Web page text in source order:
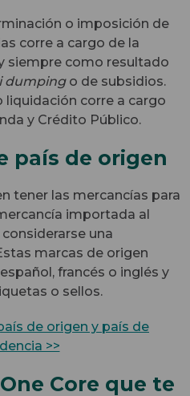
o imposición de
corre a cargo de la
siempre como resultado
dumpingo de subsidios.
liquidación corre a cargo
y Crédito Público.
país de origen
tener las mercancías para
importada al
una
marcas de origen
francés o inglés y
o sellos.
de origen y país de
>>
Core que te